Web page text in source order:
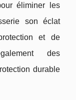
éliminer les
son éclat
et de
des
durable